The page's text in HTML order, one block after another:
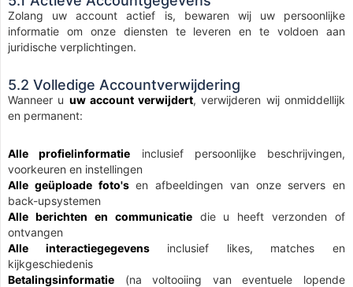
Zolang uw account actief is, bewaren wij uw persoonlijke
informatie om onze diensten te leveren en te voldoen aan
juridische verplichtingen.
5.2 Volledige Accountverwijdering
Wanneer u uw account verwijdert, verwijderen wij onmiddellijk
en permanent:
Alle profielinformatie inclusief persoonlijke beschrijvingen,
voorkeuren en instellingen
Alle geüploade foto'sen afbeeldingen van onze servers en
back-upsystemen
Alle berichten en communicatiedie u heeft verzonden of
ontvangen
Alle interactiegegevensinclusief likes, matches en
kijkgeschiedenis
Betalingsinformatie (na voltooiing van eventuele lopende